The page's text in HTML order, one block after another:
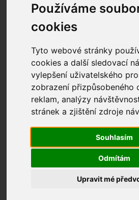
Používáme
cookies
Tyto webové stránky
cookies a další sledovací
vylepšení uživatelského
zobrazení přizpůsobeného
reklam, analýzy
stránek a zjištění zdroje
Souhlasím
Odmítám
Upravit mé
Podzimní dny v naší školní
tvoření. Děti vyrábí postavičky z
a vznikají krásné podzimní
procházkám a obdivování přírody.
podzimních aktivit patří také
pouštění. 2.C se pro pouštění
během vycházky uspořádala
louce u Prokopského údolí
nefoukalo. To ale děti
opravdu vzlétla. Všichni si